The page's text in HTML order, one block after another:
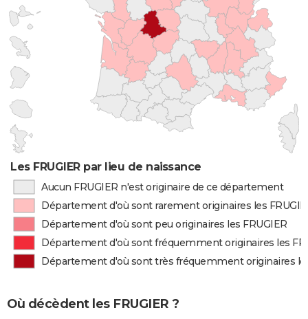
Les FRUGIER par lieu de naissance
Aucun FRUGIER n'est originaire de ce département
Département d'où sont rarement originaires les
Département d'où sont peu originaires les FRUGIER
Département d'où sont fréquemment originaires les
Département d'où sont très fréquemment originaires
Où décèdent les FRUGIER ?